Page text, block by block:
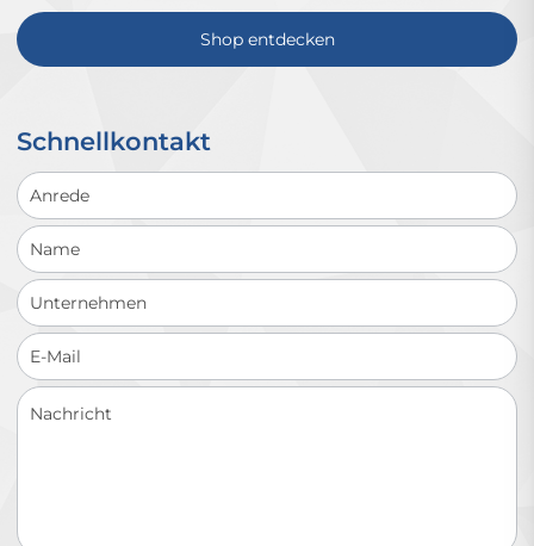
Shop entdecken
Schnellkontakt
Schnellkontakt